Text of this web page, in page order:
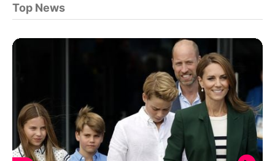
Top News